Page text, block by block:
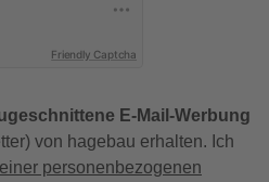
Friendly Captcha
E-Mail-Werbung
von hagebau erhalten. Ich
personenbezogenen